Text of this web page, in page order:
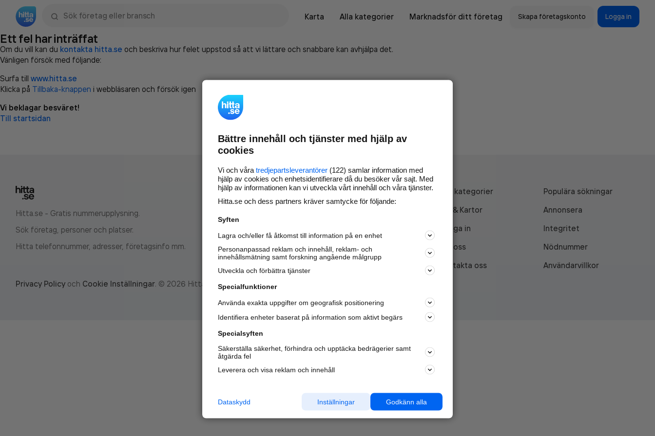
Karta
Alla kategorier Marknadsför ditt företag Skapa företagskonto Logga in
Ett fel har inträffat
Om du vill kan du kontakta hitta.se och beskriva hur felet uppstod så att vi lättare och snabbare kan avhjälpa det.
Vänligen försök med följande:
Surfa till www.hitta.se
Klicka på Tillbaka-knappen i webbläsaren och försök igen
Vi beklagar besväret!
Till startsidan
Hitta.se - Gratis nummerupplysning.
Sök företag, personer och platser.
Hitta telefonnummer, adresser, företagsinfo mm.
Marknadsför företaget på
nya kunder och
samarbetspartners nära dig.
Läs mer här
Alla kategorier
Populära sökningar
API & Kartor
Annonsera
Logga in
Integritet
Om oss
Nödnummer
Kontakta oss
Användarvillkor
Privacy Policy och Cookie Inställningar. © 2026 Hitta.se
Bättre innehåll och tjänster med hjälp av
cookies
Vi och våra tredjepartsleverantörer (122) samlar information med
hjälp av cookies och enhetsidentifierare då du besöker vår sajt. Med
hjälp av informationen kan vi utveckla vårt innehåll och våra tjänster.
Hitta.se och dess partners kräver samtycke för följande:
Syften
Lagra och/eller få åtkomst till information på en enhet
Personanpassad reklam och innehåll, reklam- och
innehållsmätning samt forskning angående målgrupp
Utveckla och förbättra tjänster
Specialfunktioner
Använda exakta uppgifter om geografisk positionering
Identifiera enheter baserat på information som aktivt begärs
Specialsyften
Säkerställa säkerhet, förhindra och upptäcka bedrägerier samt
åtgärda fel
Leverera och visa reklam och innehåll
Godkänn alla
Inställningar
Dataskydd